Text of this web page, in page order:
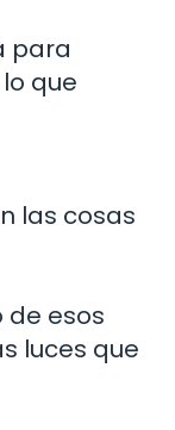
para
que
las cosas
de esos
luces que